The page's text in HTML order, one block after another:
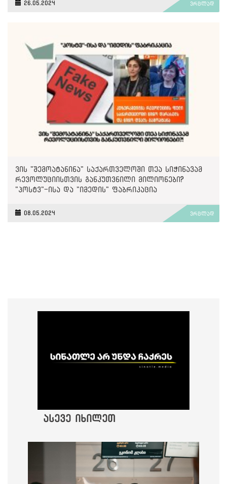
26.05.2024 ვრცლად
ვის "შემოატანინა" საქართველოში თეა სიჭინავამ
რევოლუციისთვის განკუთვნილი მილიონები?
"პოსტვ"-ისა და "იმედის" ფაბრიკაცია
08.05.2024 ვრცლად
ასევე იხილეთ